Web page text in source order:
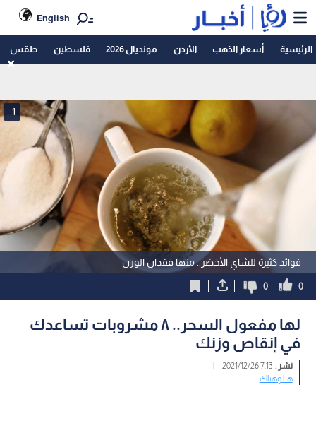
English
الرئيسية أسعار الذهب الأردن مونديال 2026 فلسطين طقس
فوائد كثيرة للشاي الأخضر.. منها فقدان الوزن
1
0
0
لها مفعول السحر.. ٨ مشروبات تساعدك
في إنقاص وزنك
نشر :7:13 2021/12/26
|
هنا وهناك